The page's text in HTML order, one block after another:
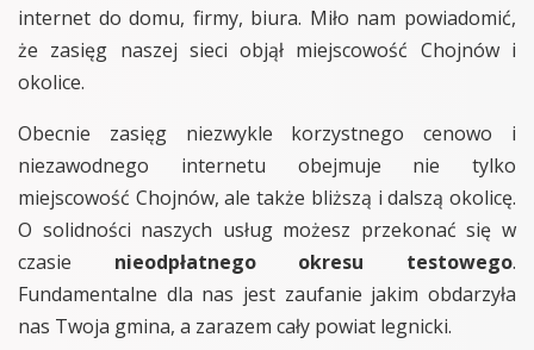
internet do domu, firmy, biura. Miło nam powiadomić,
że zasięg naszej sieci objął miejscowość Chojnów i
okolice.
Obecnie zasięg niezwykle korzystnego cenowo i
niezawodnego internetu obejmuje nie tylko
miejscowość Chojnów, ale także bliższą i dalszą okolicę.
O solidności naszych usług możesz przekonać się w
czasie nieodpłatnego okresu testowego.
Fundamentalne dla nas jest zaufanie jakim obdarzyła
nas Twoja gmina, a zarazem cały powiat legnicki.